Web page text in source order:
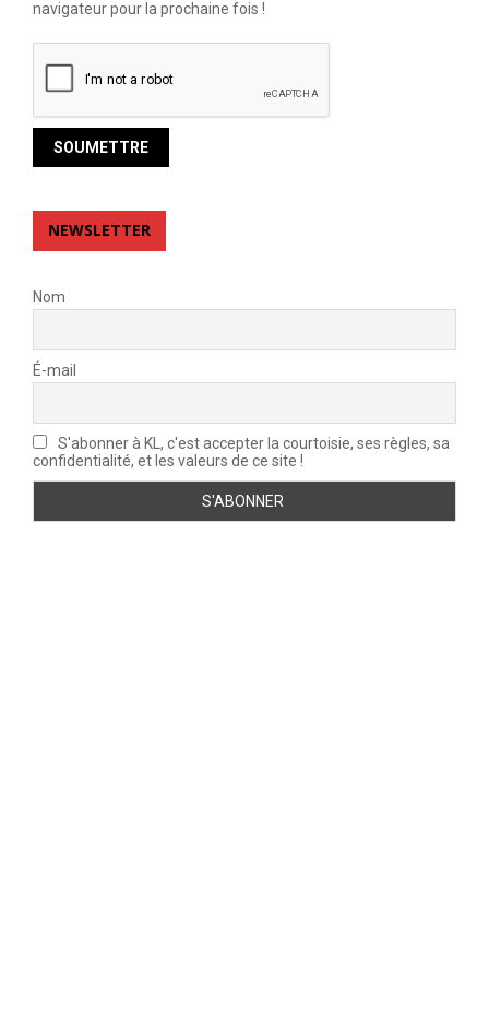
navigateur pour la prochaine fois !
NEWSLETTER
Nom
É-mail
S'abonner à KL, c'est accepter la courtoisie, ses règles, sa
confidentialité, et les valeurs de ce site !